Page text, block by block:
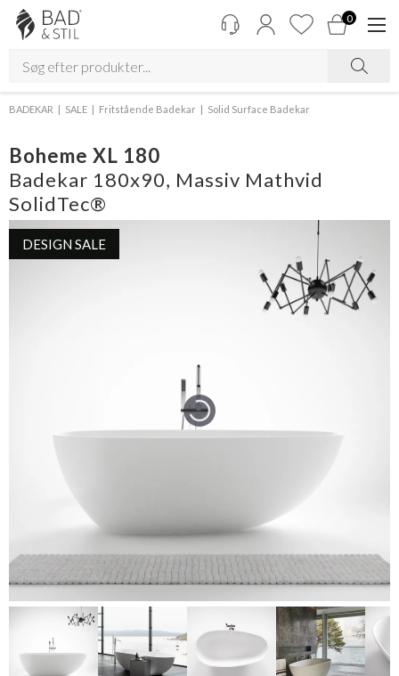
0
BADEKAR SALE Fritstående Badekar Solid Surface Badekar
Boheme XL 180
Badekar 180x90, Massiv Mathvid
SolidTec®
DESIGN SALE